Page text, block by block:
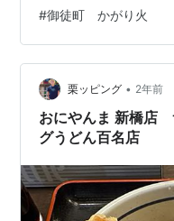
の繋がりであったこと
を自称し、会社のうど
は、本場うどん県の香
列挙出来る位しか経験
田、宮武、竹清、がも
#御徒町 かがり火
栗ッピング • 2年前
おにやんま 新橋店
グうどん百名店